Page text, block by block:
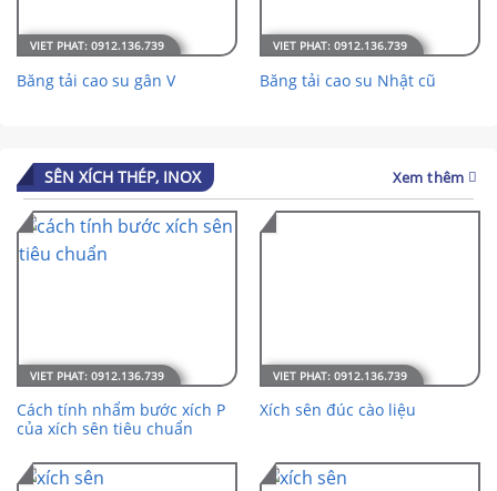
Băng tải cao su gân V Băng tải cao su Nhật cũ
SÊN XÍCH THÉP, INOX Xem thêm
Cách tính nhẩm bước xích P
của xích sên tiêu chuẩn
Xích sên đúc cào liệu